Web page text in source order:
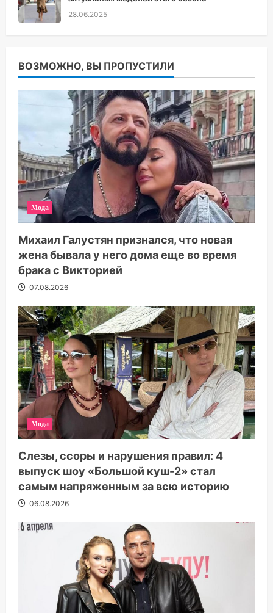
28.06.2025
ВОЗМОЖНО, ВЫ ПРОПУСТИЛИ
Мода
Михаил Галустян признался, что новая
жена бывала у него дома еще во время
брака с Викторией
07.08.2026
Мода
Слезы, ссоры и нарушения правил: 4
выпуск шоу «Большой куш-2» стал
самым напряженным за всю историю
06.08.2026